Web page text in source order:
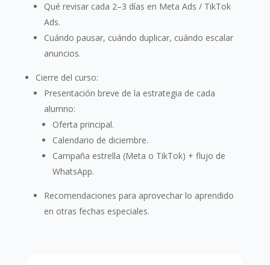
Qué revisar cada 2–3 días en Meta Ads / TikTok
Ads.
Cuándo pausar, cuándo duplicar, cuándo escalar
anuncios.
Cierre del curso:
Presentación breve de la estrategia de cada
alumno:
Oferta principal.
Calendario de diciembre.
Campaña estrella (Meta o TikTok) + flujo de
WhatsApp.
Recomendaciones para aprovechar lo aprendido
en otras fechas especiales.